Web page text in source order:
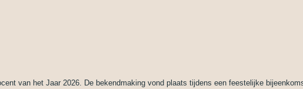
van het Jaar 2026. De bekendmaking vond plaats tijdens een feestelijke